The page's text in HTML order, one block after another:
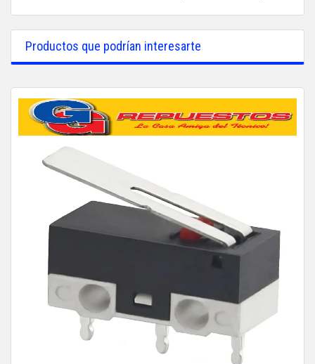
Productos que podrían interesarte